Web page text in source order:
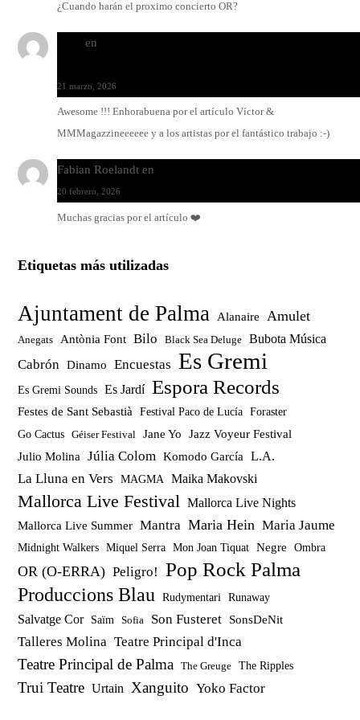
¿Cuando harán el proximo concierto OR?
en
21 marzo, 2026
Awesome !!! Enhorabuena por el artículo Víctor &
MMMagazzineeeeee y a los artistas por el fantástico trabajo :-)
Fabian Roelandt en
20 febrero, 2026
Muchas gracias por el artículo ❤️
Etiquetas más utilizadas
Ajuntament de Palma Alanaire Amulet
Anegats Antònia Font Bilo Black Sea Deluge Bubota Música
Cabrón Dinamo Encuestas Es Gremi
Es Gremi Sounds Es Jardí Espora Records
Festes de Sant Sebastià Festival Paco de Lucía Foraster
Go Cactus Géiser Festival Jane Yo
Jazz Voyeur Festival
Julio Molina
Júlia Colom Komodo García L.A.
La Lluna en Vers MAGMA Maika Makovski
Mallorca Live Festival Mallorca Live Nights
Mallorca Live Summer Mantra Maria Hein Maria Jaume
Midnight Walkers Miquel Serra Mon Joan Tiquat Negre Ombra
OR (O-ERRA) Peligro!
Pop Rock Palma
Produccions Blau
Rudymentari Runaway
Salvatge Cor Saïm Sofia Son Fusteret SonsDeNit
Talleres Molina Teatre Principal d'Inca
Teatre Principal de Palma The Greuge The Ripples
Trui Teatre Urtain Xanguito Yoko Factor